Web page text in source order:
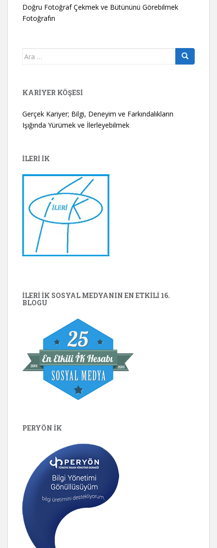
Doğru Fotoğraf Çekmek ve Bütününü Görebilmek
Fotoğrafın
Arama
KARIYER KÖŞESI
Gerçek Kariyer; Bilgi, Deneyim ve Farkındalıkların
Işığında Yürümek ve İlerleyebilmek
İLERİ İK
İLERİ İK SOSYAL MEDYANIN EN ETKILI 16.
BLOGU
PERYÖN İK